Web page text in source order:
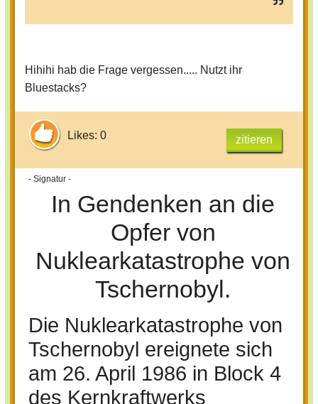
Hihihi hab die Frage vergessen..... Nutzt ihr
Bluestacks?
Likes: 0 zitieren
- Signatur -
In Gendenken an die
Opfer von
Nuklearkatastrophe von
Tschernobyl.
Die Nuklearkatastrophe von
Tschernobyl ereignete sich
am 26. April 1986 in Block 4
des Kernkraftwerks